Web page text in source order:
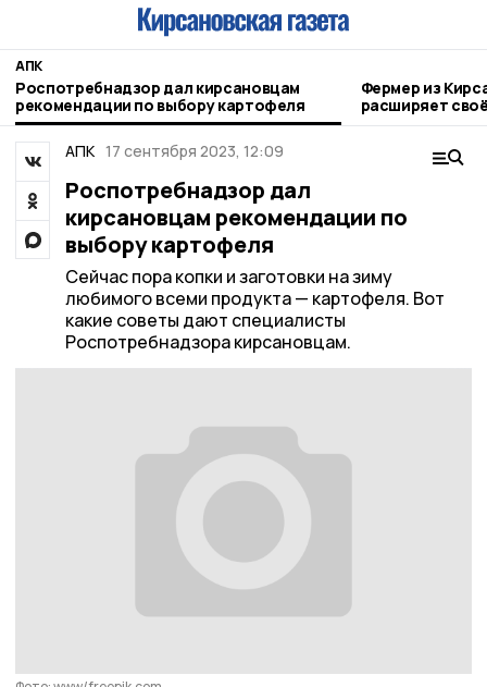
АПК
Роспотребнадзор дал кирсановцам
рекомендации по выбору картофеля
Фермер из
расширяет
АПК 17 сентября 2023, 12:09
Роспотребнадзор дал
кирсановцам рекомендации по
выбору картофеля
Сейчас пора копки и заготовки на зиму
любимого всеми продукта — картофеля. Вот
какие советы дают специалисты
Роспотребнадзора кирсановцам.